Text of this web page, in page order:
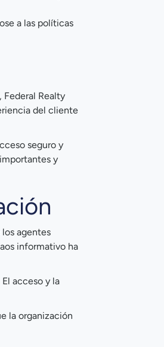
a las políticas
Realty
del cliente
seguro y
y
agentes
informativo ha
acceso y la
la organización